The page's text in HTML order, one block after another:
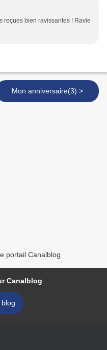
reçues bien ravissantes ! Ravie
Mon anniversaire(3) >
portail Canalblog
Canalblog